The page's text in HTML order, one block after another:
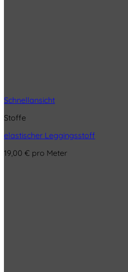
Schnellansicht
Stoffe
elastischer Leggingsstoff
19,00 € pro Meter